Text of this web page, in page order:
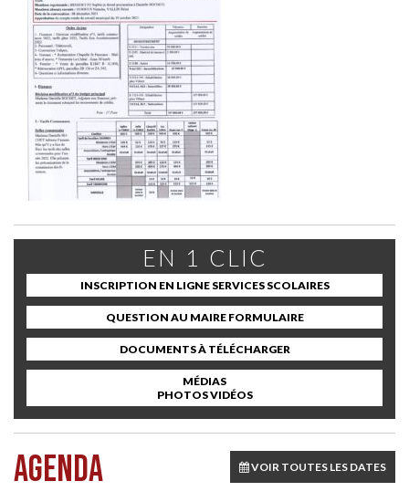
EN 1 CLIC
INSCRIPTION EN LIGNE SERVICES SCOLAIRES
QUESTION AU MAIRE FORMULAIRE
DOCUMENTS À TÉLÉCHARGER
MÉDIAS
PHOTOS VIDÉOS
AGENDA VOIR TOUTES LES DATES